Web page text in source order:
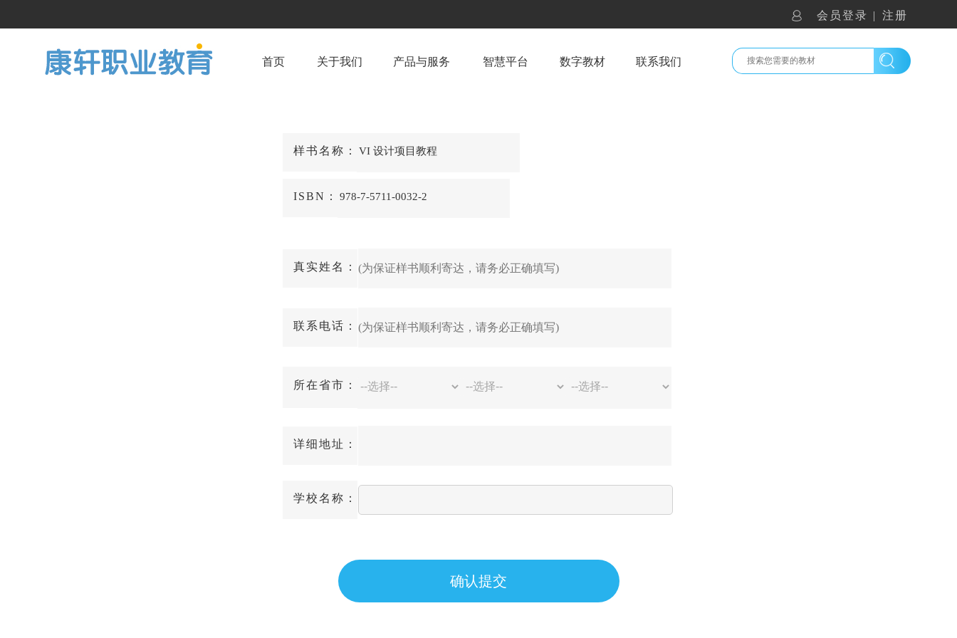
会员登录 | 注册
首页 关于我们 产品与服务 智慧平台 数字教材 联系我们
样书名称： VI 设计项目教程
ISBN： 978-7-5711-0032-2
真实姓名：
联系电话：
所在省市：
详细地址：
学校名称：